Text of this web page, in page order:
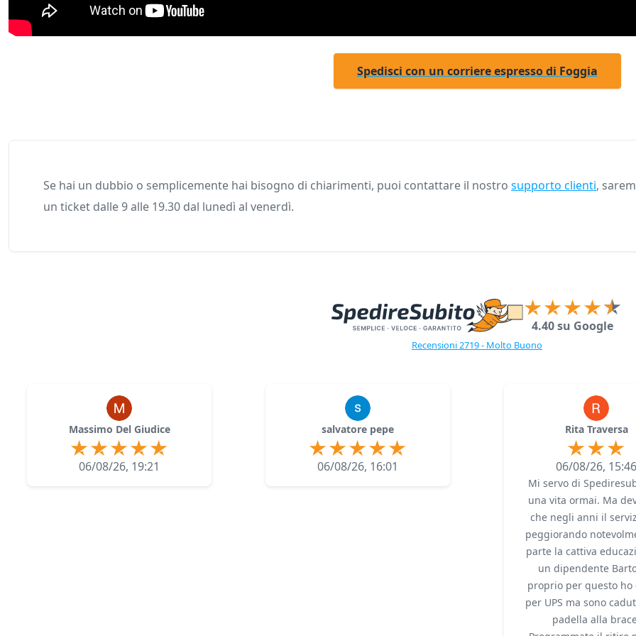
Spedisci con un corriere espresso di Foggia
Se hai un dubbio o semplicemente hai bisogno di chiarimenti, puoi contattare il nostro supporto clienti,
un ticket dalle 9 alle 19.30 dal lunedì al venerdì.
4.40 su Google
Recensioni 2719 - Molto Buono
Massimo Del Giudice
06/08/26, 19:21
salvatore pepe
06/08/26, 16:01
Rita Traversa
06/08/26, 15:46
Mi servo di
una vita ormai. Ma
che negli anni il
peggiorando
parte la cattiva
un dipendente
proprio per questo ho
per UPS ma sono
padella alla